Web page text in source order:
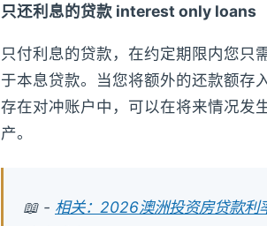
只还利息的贷款 interest only loans
只付利息的贷款，在约定期限内您只
于本息贷款。当您将额外的还款额存
存在对冲账户中，可以在将来情况发
产。
📖 - 相关：2026澳洲投资房贷款利